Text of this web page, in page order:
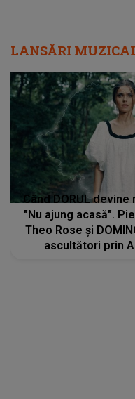
LANSĂRI
Când DORUL
"Nu ajung acasă".
Theo Rose și
ascultători prin